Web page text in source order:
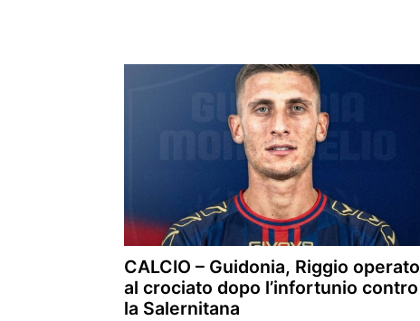
CALCIO – Guidonia, Riggio operato
al crociato dopo l’infortunio contro
la Salernitana